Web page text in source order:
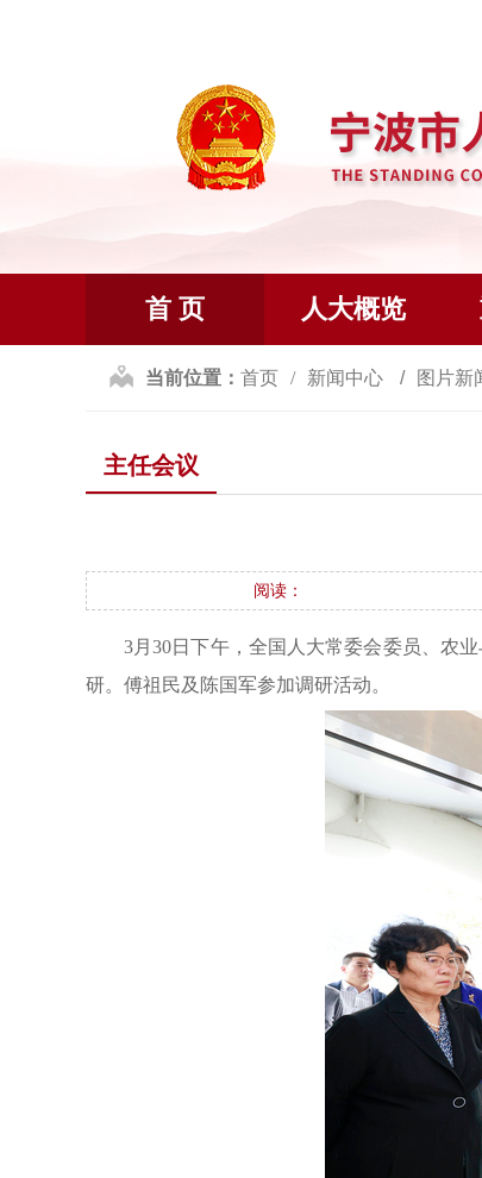
首 页 人大概览
当前位置： 首页 新闻中心 图片新
主任会议
阅读：
3月30日下午，全国人大常委会委员、农
研。傅祖民及陈国军参加调研活动。